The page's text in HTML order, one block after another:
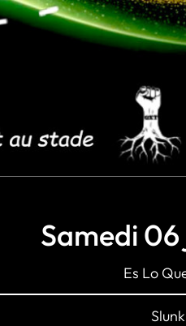
Samedi
Es Lo